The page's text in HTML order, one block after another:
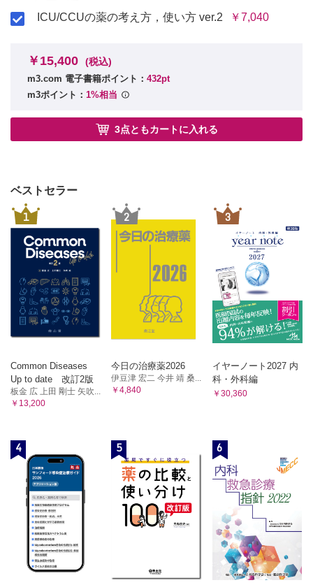
8章 皮膚科・眼科・耳鼻科
67 白癬，カンジダ症への抗真菌薬
68 この湿疹，薬のせい？
69 緑内障，その薬，大丈夫?!
71 点鼻薬の使い分け
72 こどもが薬を飲みたがりません！
74 小児の維持輸液に何を使おう？
75 気管支喘息発作とクループ ステロイドの使い方は？
76 漸減？ 中止？ 小児喘息の急性発作ステロイド
77 乳児湿疹に薬は必要!?
78 ステロイドの外用薬はおとなと同じでいいの？
79 熱性痙攣を取り巻くお薬事情
80 こどものインフルエンザ治療はどうするの？
81 マクロライド耐性マイコプラズマ，抗菌薬はどうする
の？
column 小児肺炎の鑑別への手がかり
column ワクチンで防げる病気─肺炎球菌とインフルエンザ
菌
83 誤解されがち？ WHOの除痛ラダー
84 十分使おう！ アセトアミノフェン
85 慣れてても油断禁物！ NSAIDs 副作用・相互作用を中心
に
86 COX2阻害薬は胃にやさしい!?
87「弱」オピオイドのトラマドール
88 コデインリン酸塩の使用の勧め
89 副作用対策がカギ！ 強オピオイド
ICU/CCUの薬の考え方，使い方 ver.2 ￥7,040
￥15,400 (税込)
m3.com 電子書籍ポイント： 432pt
m3ポイント： 1%相当
3点ともカートに入れる
ベストセラー
1
Common Diseases
Up to date 改訂2版
板金 広 上田 剛士 矢吹...
￥13,200
2
今日の治療薬2026
伊豆津 宏二 今井 靖 桑...
￥4,840
3
イヤーノート2027 内
科・外科編
￥30,360
4 5 6